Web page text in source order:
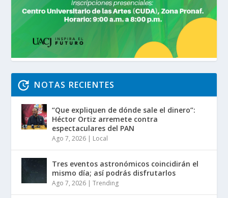
NOTAS RECIENTES
“Que expliquen de dónde sale el dinero”:
Héctor Ortiz arremete contra
espectaculares del PAN
Ago 7, 2026 | Local
Tres eventos astronómicos coincidirán el
mismo día; así podrás disfrutarlos
Ago 7, 2026 |Trending